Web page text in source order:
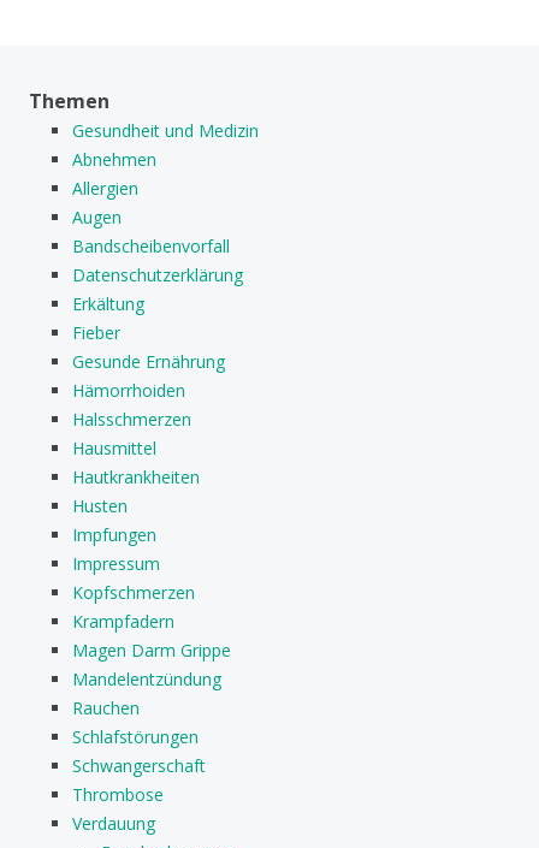
Themen
Gesundheit und Medizin
Abnehmen
Allergien
Augen
Bandscheibenvorfall
Datenschutzerklärung
Erkältung
Fieber
Gesunde Ernährung
Hämorrhoiden
Halsschmerzen
Hausmittel
Hautkrankheiten
Husten
Impfungen
Impressum
Kopfschmerzen
Krampfadern
Magen Darm Grippe
Mandelentzündung
Rauchen
Schlafstörungen
Schwangerschaft
Thrombose
Verdauung